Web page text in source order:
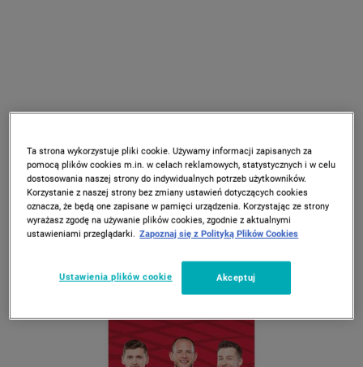
Ręcznik kąpielowy 70 x 140 cm PZPS
Ta strona wykorzystuje pliki cookie. Używamy informacji zapisanych za
pomocą plików cookies m.in. w celach reklamowych, statystycznych i w celu
dostosowania naszej strony do indywidualnych potrzeb użytkowników.
Korzystanie z naszej strony bez zmiany ustawień dotyczących cookies
oznacza, że będą one zapisane w pamięci urządzenia. Korzystając ze strony
wyrażasz zgodę na używanie plików cookies, zgodnie z aktualnymi
ustawieniami przeglądarki. Zapoznaj się z Polityką Plików Cookies
Ustawienia plików cookie Akceptuj